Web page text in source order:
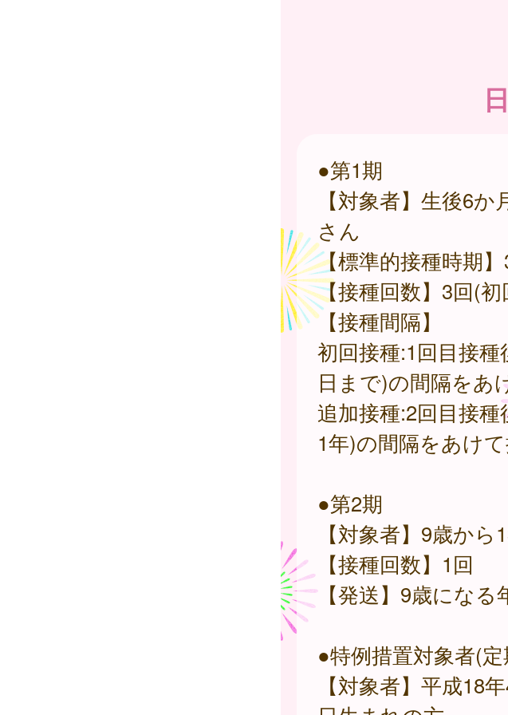
●第1期
【対象者】生後6
さん
【標準的接種時期
【接種回数】3回(
【接種間隔】
初回接種:1回目接
日まで)の間隔をあ
追加接種:2回目接
1年)の間隔をあけ
●第2期
【対象者】9歳か
【接種回数】1回
【発送】9歳になる
●特例措置対象者(
【対象者】平成18